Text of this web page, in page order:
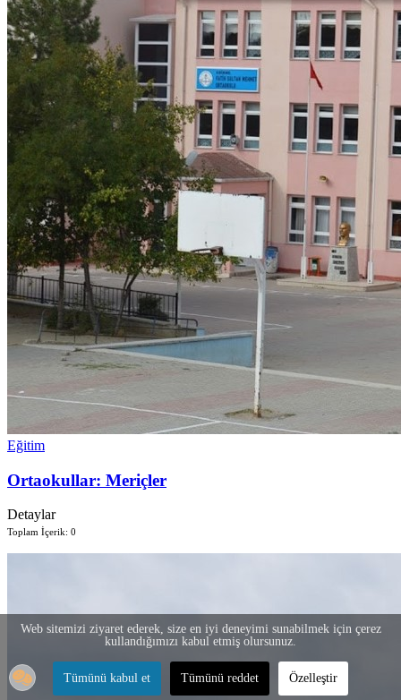
Eğitim
Ortaokullar: Meriçler
Detaylar
Toplam İçerik: 0
Web sitemizi ziyaret ederek, size en iyi deneyimi sunabilmek için çerez
kullandığımızı kabul etmiş olursunuz.
Tümünü kabul et Tümünü reddet Özelleştir